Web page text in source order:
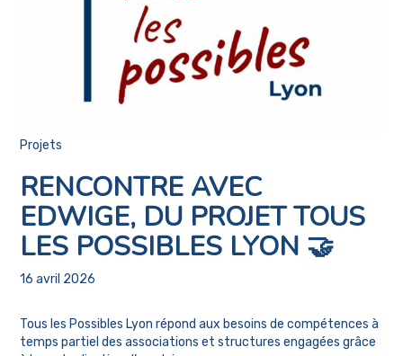
Projets
RENCONTRE AVEC
EDWIGE, DU PROJET TOUS
LES POSSIBLES LYON 🤝
16 avril 2026
Tous les Possibles Lyon répond aux besoins de compétences à
temps partiel des associations et structures engagées grâce